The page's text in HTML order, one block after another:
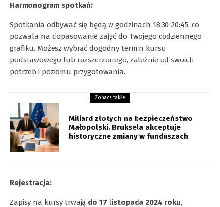
Harmonogram spotkań:
Spotkania odbywać się będą w godzinach 18:30-20:45, co
pozwala na dopasowanie zajęć do Twojego codziennego
grafiku. Możesz wybrać dogodny termin kursu
podstawowego lub rozszerzonego, zależnie od swoich
potrzeb i poziomu przygotowania.
Zobacz także
Miliard złotych na bezpieczeństwo
Małopolski. Bruksela akceptuje
historyczne zmiany w funduszach
Rejestracja:
Zapisy na kursy trwają do 17 listopada 2024 roku,